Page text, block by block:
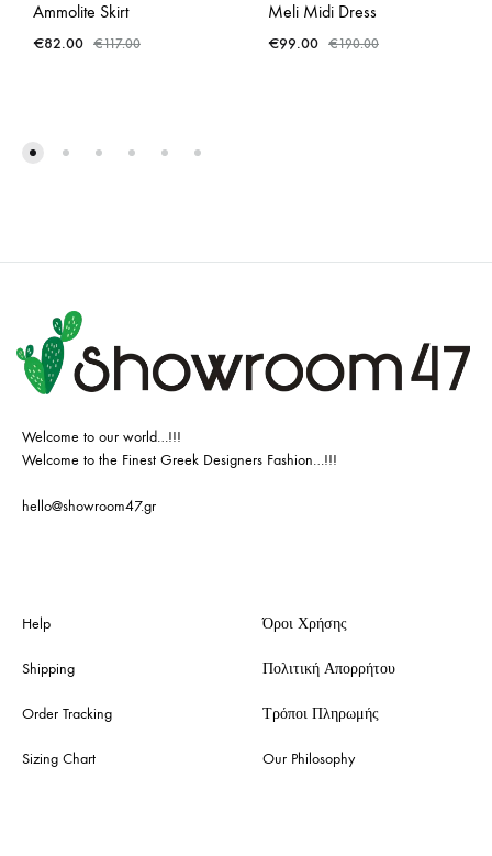
Ammolite Skirt
€82.00 €117.00
Meli Midi Dress
€99.00 €190.00
Welcome to our world…!!!
Welcome to the Finest Greek Designers Fashion…!!!
hello@showroom47.gr
Help
Shipping
Order Tracking
Sizing Chart
Όροι Χρήσης
Πολιτική Απορρήτου
Τρόποι Πληρωμής
Our Philosophy